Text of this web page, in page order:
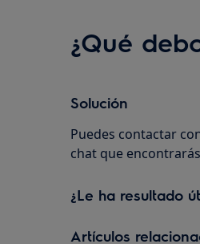
¿Qué
Solución
Puedes contactar
chat que
¿Le ha resultado
Artículos